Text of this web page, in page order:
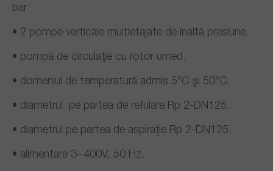
bar
• 2 pompe verticale multietajate de înaltă presiune.
• pompă de circulaţie cu rotor umed.
• domeniul de temperatură admis 5°C şi 50°C.
• diametrul pe partea de refulare Rp 2-DN125.
• diametrul pe partea de aspiraţie Rp 2-DN125.
• alimentare 3~400V, 50 Hz.